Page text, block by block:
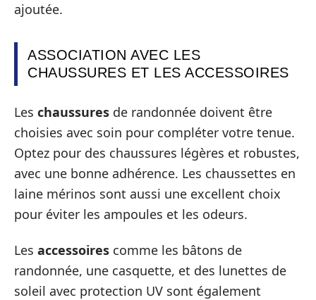
ajoutée.
ASSOCIATION AVEC LES
CHAUSSURES ET LES ACCESSOIRES
Les chaussures de randonnée doivent être
choisies avec soin pour compléter votre tenue.
Optez pour des chaussures légères et robustes,
avec une bonne adhérence. Les chaussettes en
laine mérinos sont aussi une excellent choix
pour éviter les ampoules et les odeurs.
Les accessoires comme les bâtons de
randonnée, une casquette, et des lunettes de
soleil avec protection UV sont également